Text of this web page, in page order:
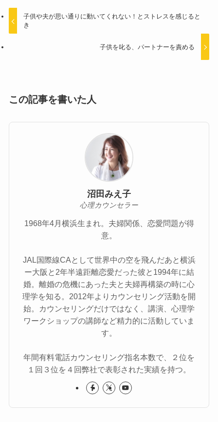
子供や夫が思い通りに動いてくれない！とストレスを感じると
き
子供を叱る、パートナーを責める
この記事を書いた人
沼田みえ子
心理カウンセラー
1968年4月横浜生まれ。夫婦関係、恋愛問題が得
意。
JAL国際線CAとして世界中の空を飛んだあと横浜
ー大阪と2年半遠距離恋愛だった彼と1994年に結
婚。離婚の危機にあった夫と夫婦再構築の時に心
理学を知る。2012年よりカウンセリング活動を開
始。カウンセリングだけではなく、講演、心理学
ワークショップの講師など精力的に活動していま
す。
年間有料電話カウンセリング指名本数で、２位を
１回３位を４回弊社で表彰された実績を持つ。